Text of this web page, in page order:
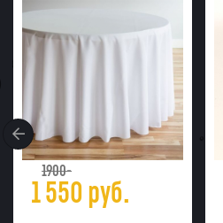
1 550руб.
1900-